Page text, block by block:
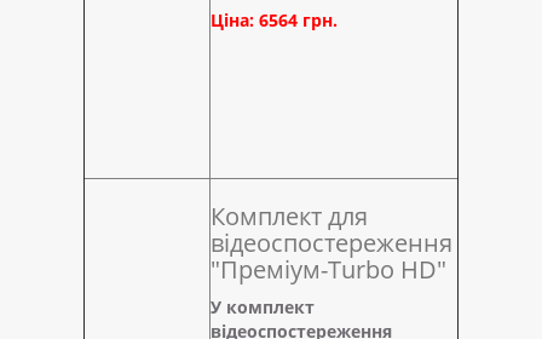
Ціна: 6564 грн.
Комплект для
відеоспостереження
"Преміум-Turbo HD"
У комплект
відеоспостереження